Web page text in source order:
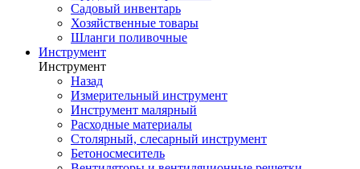
Садовый инвентарь
Хозяйственные товары
Шланги поливочные
Инструмент
Инструмент
Назад
Измерительный инструмент
Инструмент малярный
Расходные материалы
Столярный, слесарный инструмент
Бетоносмеситель